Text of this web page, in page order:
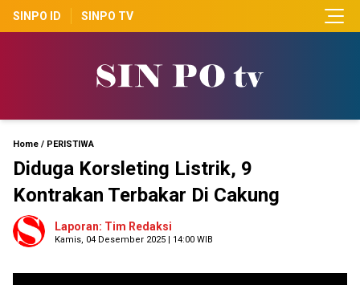
SINPO ID SINPO TV
Home / PERISTIWA
Diduga Korsleting Listrik, 9
Kontrakan Terbakar Di Cakung
Laporan: Tim Redaksi
Kamis, 04 Desember 2025 | 14:00 WIB